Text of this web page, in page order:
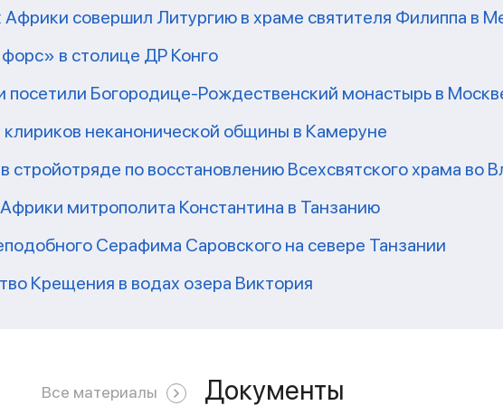
совершил Литургию в храме святителя Филиппа в
в столице ДР Конго
Богородице-Рождественский монастырь в
неканонической общины в Камеруне
по восстановлению Всехсвятского храма во
митрополита Константина в Танзанию
Серафима Саровского на севере Танзании
Крещения в водах озера Виктория
Все материалы Документы